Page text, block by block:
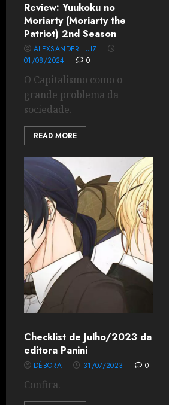
Review: Yuukoku no
Moriarty (Moriarty the
Patriot) 2nd Season
ALEXSANDER LUIZ
01/08/2024
0
O Capitalismo como o
grande problema da
sociedade.
READ MORE
Checklist de Julho/2023 da
editora Panini
DÉBORA 31/07/2023 0
Confira.